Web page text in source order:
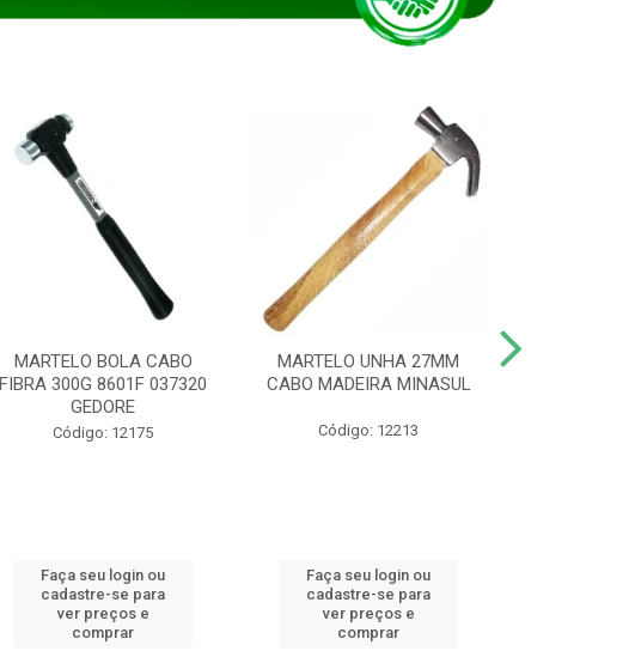
MARTELO BOLA CABO
FIBRA 300G 8601F 037320
GEDORE
Código: 12175
Faça seu login ou
cadastre-se para
ver preços e
comprar
MARTELO UNHA 27MM
CABO MADEIRA MINASUL
Código: 12213
Faça seu login ou
cadastre-se para
ver preços e
comprar